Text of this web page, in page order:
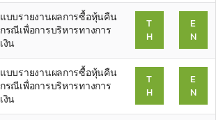
แบบรายงานผลการซื้อหุ้นคืน
กรณีเพื่อการบริหารทางการ
เงิน
T
H
E
N
แบบรายงานผลการซื้อหุ้นคืน
กรณีเพื่อการบริหารทางการ
เงิน
T
H
E
N